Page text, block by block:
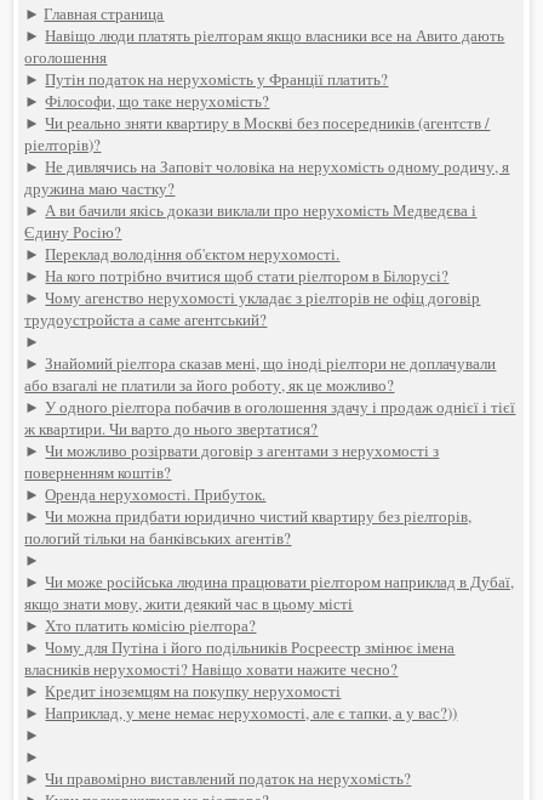
►Главная страница
►Навіщо люди платять ріелторам якщо власники все на Авито дають
оголошення
►Путін податок на нерухомість у Франції платить?
►Філософи, що таке нерухомість?
►Чи реально зняти квартиру в Москві без посередників (агентств /
ріелторів)?
►Не дивлячись на Заповіт чоловіка на нерухомість одному родичу, я
дружина маю частку?
►А ви бачили якісь докази виклали про нерухомість Медведєва і
Єдину Росію?
►Переклад володіння об'єктом нерухомості.
►На кого потрібно вчитися щоб стати ріелтором в Білорусі?
►Чому агенство нерухомості укладає з ріелторів не офіц договір
трудоустройста а саме агентський?
►
►Знайомий ріелтора сказав мені, що іноді ріелтори не доплачували
або взагалі не платили за його роботу, як це можливо?
►У одного ріелтора побачив в оголошення здачу і продаж однієї і тієї
ж квартири. Чи варто до нього звертатися?
►Чи можливо розірвати договір з агентами з нерухомості з
поверненням коштів?
►Оренда нерухомості. Прибуток.
►Чи можна придбати юридично чистий квартиру без ріелторів,
пологий тільки на банківських агентів?
►
►Чи може російська людина працювати ріелтором наприклад в Дубаї,
якщо знати мову, жити деякий час в цьому місті
►Хто платить комісію ріелтора?
►Чому для Путіна і його подільників Росреестр змінює імена
власників нерухомості? Навіщо ховати нажите чесно?
►Кредит іноземцям на покупку нерухомості
►Наприклад, у мене немає нерухомості, але є тапки, а у вас?))
►
►
►Чи правомірно виставлений податок на нерухомість?